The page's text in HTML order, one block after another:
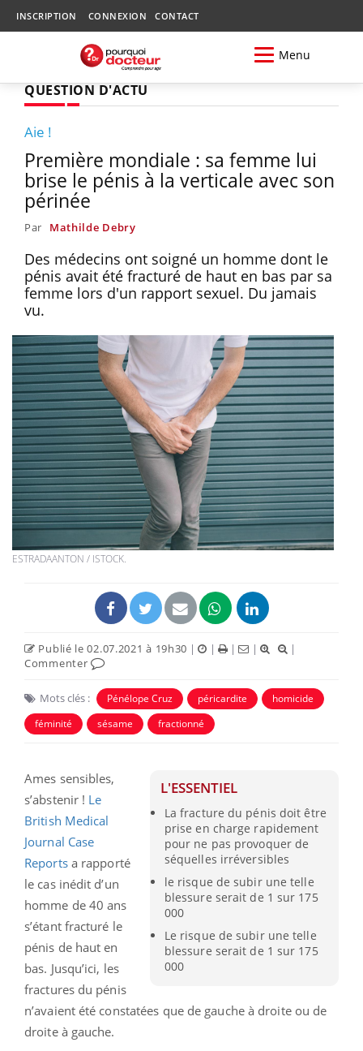
INSCRIPTION CONNEXION CONTACT
Menu
QUESTION D'ACTU
Aie !
Première mondiale : sa femme lui
brise le pénis à la verticale avec son
périnée
Par Mathilde Debry
Des médecins ont soigné un homme dont le
pénis avait été fracturé de haut en bas par sa
femme lors d'un rapport sexuel. Du jamais
vu.
ESTRADAANTON / ISTOCK.
Publié le 02.07.2021 à 19h30 | | | |
|
Commenter
Mots clés : Pénélope Cruz péricardite
homicide
féminité
sésame fractionné
L'ESSENTIEL
La fracture du pénis doit être
prise en charge rapidement
pour ne pas provoquer de
séquelles irréversibles
le risque de subir une telle
blessure serait de 1 sur 175
000
Le risque de subir une telle
blessure serait de 1 sur 175
000
Ames sensibles,
s’abstenir ! Le
British Medical
Journal Case
Reportsa rapporté
le cas inédit d’un
homme de 40 ans
s’étant fracturé le
pénis de haut en
bas. Jusqu’ici, les
fractures du pénis
n’avaient été constatées que de gauche à droite ou de
droite à gauche.